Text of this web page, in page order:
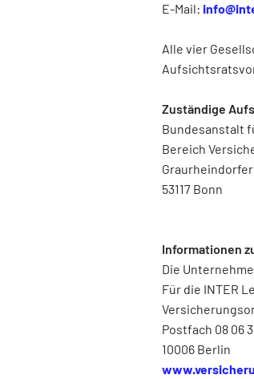
E-Mail:
Alle vier
Zuständige
Bundesanstalt
Bereich
Graurheindorfer
53117 Bonn
Informationen
Die
Für die INTER
Postfach 08 06
10006 Berlin